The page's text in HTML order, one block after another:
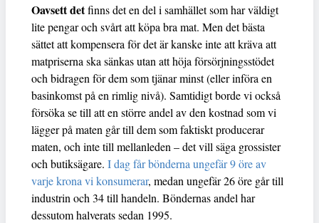
Oavsett detfinns det en del i samhället som har väldigt
lite pengar och svårt att köpa bra mat. Men det bästa
sättet att kompensera för det är kanske inte att kräva att
matpriserna ska sänkas utan att höja försörjningsstödet
och bidragen för dem som tjänar minst (eller införa en
basinkomst på en rimlig nivå). Samtidigt borde vi också
försöka se till att en större andel av den kostnad som vi
lägger på maten går till dem som faktiskt producerar
maten, och inte till mellanleden – det vill säga grossister
och butiksägare. I dag får bönderna ungefär 9 öre av
varje krona vi konsumerar, medan ungefär 26 öre går till
industrin och 34 till handeln. Böndernas andel har
dessutom halverats sedan 1995.